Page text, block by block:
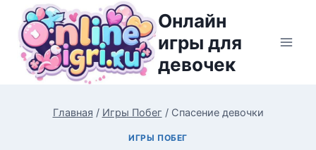
Перейти
содержимому
Онлайн
игры для
девочек
Главная / Игры Побег / Спасение девочки
ИГРЫ ПОБЕГ